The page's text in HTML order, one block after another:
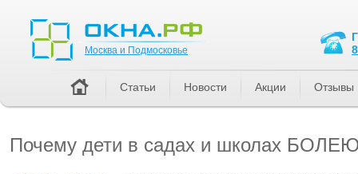
Почему дети в садах и школах
Москва и Подмосковье
Статьи Новости Акции Отзывы